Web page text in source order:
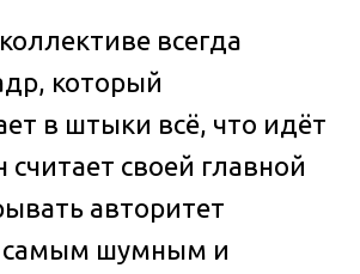
всегда
который
в штыки всё, что идёт
считает своей главной
авторитет
самым шумным и